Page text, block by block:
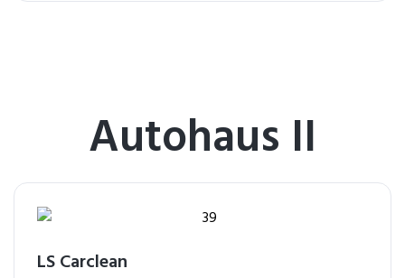
Autohaus II
LS Carclean